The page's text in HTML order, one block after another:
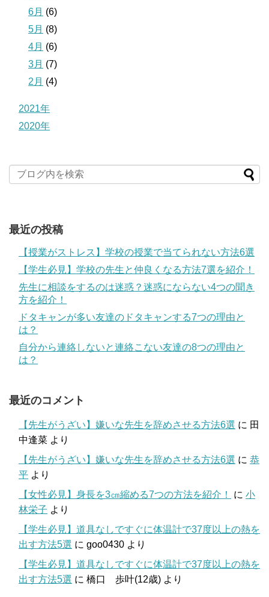
6月 (6)
5月 (8)
4月 (6)
3月 (7)
2月 (4)
2021年
2020年
最近の投稿
【授業がストレス】学校の授業で当てられない方法6選
【学生必見】学校の先生と仲良くなる方法7選を紹介！
先生に相談をするのは迷惑？迷惑にならない4つの聞き
方を紹介！
ドタキャンが多い友達のドタキャンする7つの理由と
は？
自分から連絡しないと連絡こない友達の8つの理由と
は？
最近のコメント
【先生がうざい】嫌いな先生を辞めさせる方法6選 に 田
中逢菜 より
【先生がうざい】嫌いな先生を辞めさせる方法6選 に 恭
平 より
【女性必見】身長を3㎝縮める7つの方法を紹介！
に 小
林栄子 より
【学生必見】道具なしですぐに体温計で37度以上の熱を
出す方法5選 に goo0430 より
【学生必見】道具なしですぐに体温計で37度以上の熱を
出す方法5選 に 橋口 歩叶(12歳) より